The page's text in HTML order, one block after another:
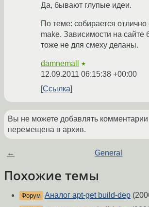
Да, бывают глупые идеи.
По теме: собирается отлично
make. Зависимости на сайте
тоже не для смеху деланы.
damnemall ★
12.09.2011 06:15:38 +00:00
Ссылка
Вы не можете добавлять комментарии
перемещена в архив.
← General
Похожие темы
Форум Аналог apt-get build-dep